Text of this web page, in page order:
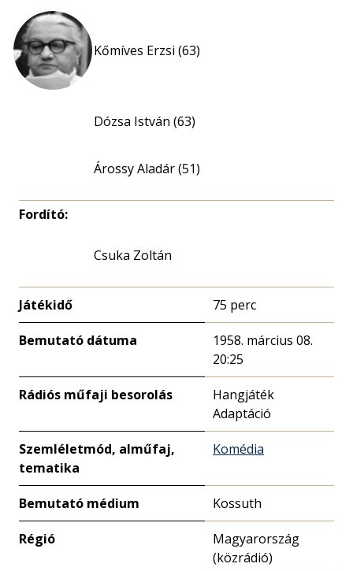
Kőmíves Erzsi (63)
Dózsa István (63)
Árossy Aladár (51)
Fordító:
Csuka Zoltán
Játékidő 75 perc
Bemutató dátuma
1958. március 08.
20:25
Rádiós műfaji besorolás
Hangjáték
Adaptáció
Szemléletmód, alműfaj,
tematika
Komédia
Bemutató médium Kossuth
Régió
Magyarország
(közrádió)